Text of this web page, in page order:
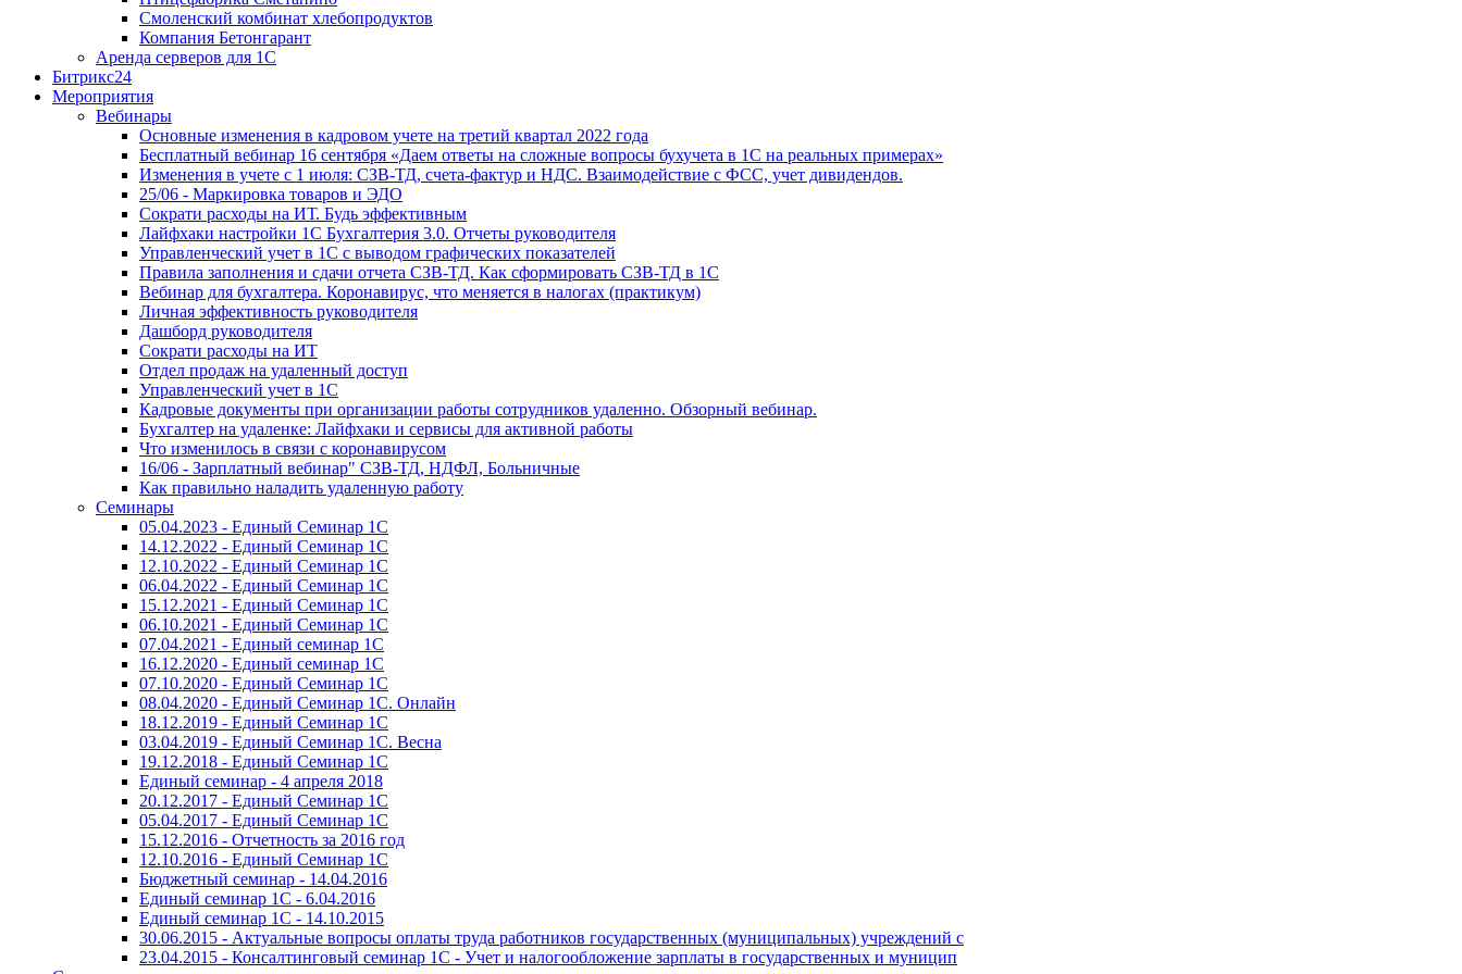
Смоленский комбинат хлебопродуктов
Компания Бетонгарант
Аренда серверов для 1С
Битрикс24
Мероприятия
Вебинары
Основные изменения в кадровом учете на третий квартал 2022 года
Бесплатный вебинар 16 сентября «Даем ответы на сложные вопросы бухучета в 1С на реальных примерах»
Изменения в учете с 1 июля: СЗВ-ТД, счета-фактур и НДС. Взаимодействие с ФСС, учет дивидендов.
25/06 - Маркировка товаров и ЭДО
Сократи расходы на ИТ. Будь эффективным
Лайфхаки настройки 1С Бухгалтерия 3.0. Отчеты руководителя
Управленческий учет в 1С с выводом графических показателей
Правила заполнения и сдачи отчета СЗВ-ТД. Как сформировать СЗВ-ТД в 1С
Вебинар для бухгалтера. Коронавирус, что меняется в налогах (практикум)
Личная эффективность руководителя
Дашборд руководителя
Сократи расходы на ИТ
Отдел продаж на удаленный доступ
Управленческий учет в 1С
Кадровые документы при организации работы сотрудников удаленно. Обзорный вебинар.
Бухгалтер на удаленке: Лайфхаки и сервисы для активной работы
Что изменилось в связи с коронавирусом
16/06 - Зарплатный вебинар" СЗВ-ТД, НДФЛ, Больничные
Как правильно наладить удаленную работу
Семинары
05.04.2023 - Единый Семинар 1С
14.12.2022 - Единый Семинар 1С
12.10.2022 - Единый Семинар 1С
06.04.2022 - Единый Семинар 1С
15.12.2021 - Единый Семинар 1С
06.10.2021 - Единый Семинар 1С
07.04.2021 - Единый семинар 1С
16.12.2020 - Единый семинар 1С
07.10.2020 - Единый Семинар 1С
08.04.2020 - Единый Семинар 1С. Онлайн
18.12.2019 - Единый Семинар 1С
03.04.2019 - Единый Семинар 1С. Весна
19.12.2018 - Единый Семинар 1С
Единый семинар - 4 апреля 2018
20.12.2017 - Единый Семинар 1С
05.04.2017 - Единый Семинар 1С
15.12.2016 - Отчетность за 2016 год
12.10.2016 - Единый Семинар 1С
Бюджетный семинар - 14.04.2016
Единый семинар 1С - 6.04.2016
Единый семинар 1С - 14.10.2015
30.06.2015 - Актуальные вопросы оплаты труда работников государственных (муниципальных) учреждений с
23.04.2015 - Консалтинговый семинар 1С - Учет и налогообложение зарплаты в государственных и муницип